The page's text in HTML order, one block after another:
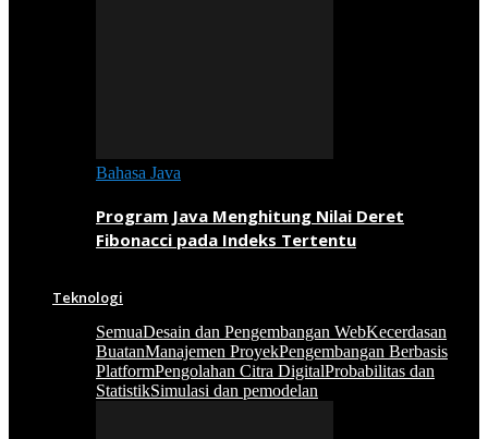
Bahasa Java
Program Java Menghitung Nilai Deret
Fibonacci pada Indeks Tertentu
Teknologi
SemuaDesain dan Pengembangan WebKecerdasan
BuatanManajemen ProyekPengembangan Berbasis
PlatformPengolahan Citra DigitalProbabilitas dan
StatistikSimulasi dan pemodelan